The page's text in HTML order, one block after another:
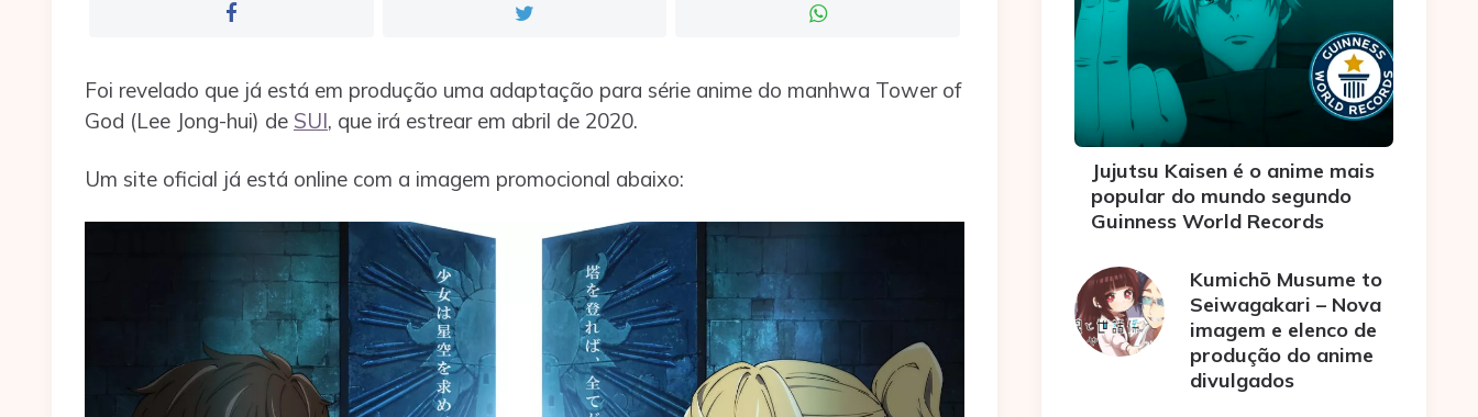
Foi revelado que já está em produção uma adaptação para série anime do manhwa Tower of
God (Lee Jong-hui) de SUI, que irá estrear em abril de 2020.
Um site oficial já está online com a imagem promocional abaixo:
Jujutsu Kaisen é o anime mais
popular do mundo segundo
Guinness World Records
Kumichō Musume to
Seiwagakari – Nova
imagem e elenco de
produção do anime
divulgados